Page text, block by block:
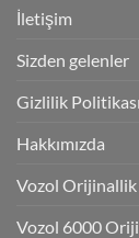
İletişim
Sizden gelenler
Gizlilik Politikası
Hakkımızda
Vozol Orijinallik
Vozol 6000